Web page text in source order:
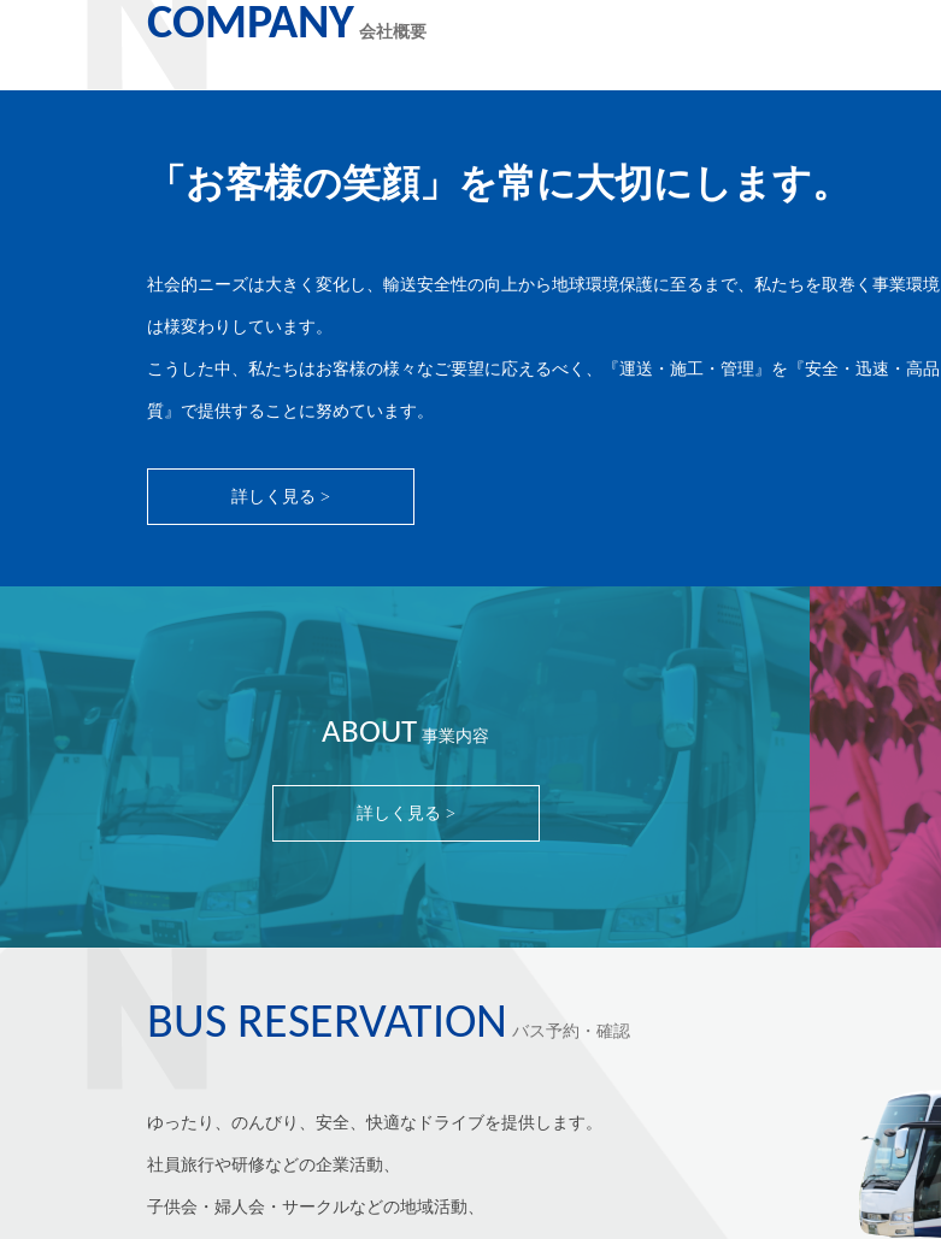
COMPANY 会社概要
「お客様の笑顔」を常に大切にします。
社会的ニーズは大きく変化し、輸送安全性の向上から地球環境保護に至るまで、私たちを取巻く事業環境
は様変わりしています。
こうした中、私たちはお客様の様々なご要望に応えるべく、『運送・施工・管理』を『安全・迅速・高品
質』で提供することに努めています。
詳しく見る >
ABOUT 事業内容
詳しく見る >
BUS RESERVATION バス予約・確認
ゆったり、のんびり、安全、快適なドライブを提供します。
社員旅行や研修などの企業活動、
子供会・婦人会・サークルなどの地域活動、